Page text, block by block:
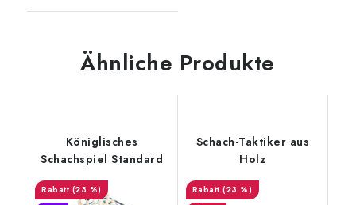
Ähnliche Produkte
Königlisches
Schachspiel Standard
(23 %)
Schach-Taktiker aus
Holz
(23 %)